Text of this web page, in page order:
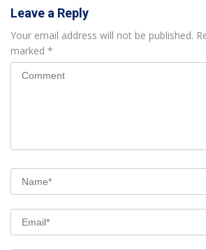
Leave a Reply
Your email address will not be published.
marked *